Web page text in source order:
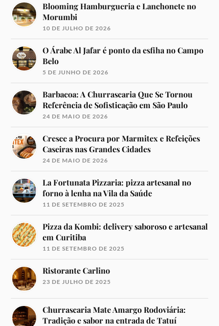
Blooming Hamburgueria e Lanchonete no
Morumbi
10 DE JULHO DE 2026
O Árabe Al Jafar é ponto da esfiha no Campo
Belo
5 DE JUNHO DE 2026
Barbacoa: A Churrascaria Que Se Tornou
Referência de Sofisticação em São Paulo
24 DE MAIO DE 2026
Cresce a Procura por Marmitex e Refeições
Caseiras nas Grandes Cidades
24 DE MAIO DE 2026
La Fortunata Pizzaria: pizza artesanal no
forno à lenha na Vila da Saúde
11 DE SETEMBRO DE 2025
Pizza da Kombi: delivery saboroso e artesanal
em Curitiba
11 DE SETEMBRO DE 2025
Ristorante Carlino
23 DE JULHO DE 2025
Churrascaria Mate Amargo Rodoviária:
Tradição e sabor na entrada de Tatuí